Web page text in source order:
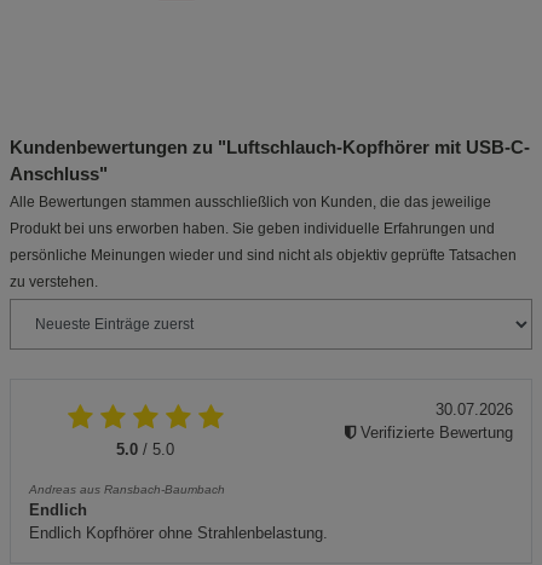
Kundenbewertungen zu "Luftschlauch-Kopfhörer mit USB-C-
Anschluss"
Alle Bewertungen stammen ausschließlich von Kunden, die das jeweilige
Produkt bei uns erworben haben. Sie geben individuelle Erfahrungen und
persönliche Meinungen wieder und sind nicht als objektiv geprüfte Tatsachen
zu verstehen.
5.0 / 5.0
Andreas aus Ransbach-Baumbach
Endlich
Endlich Kopfhörer ohne Strahlenbelastung.
30.07.2026
Verifizierte Bewertung